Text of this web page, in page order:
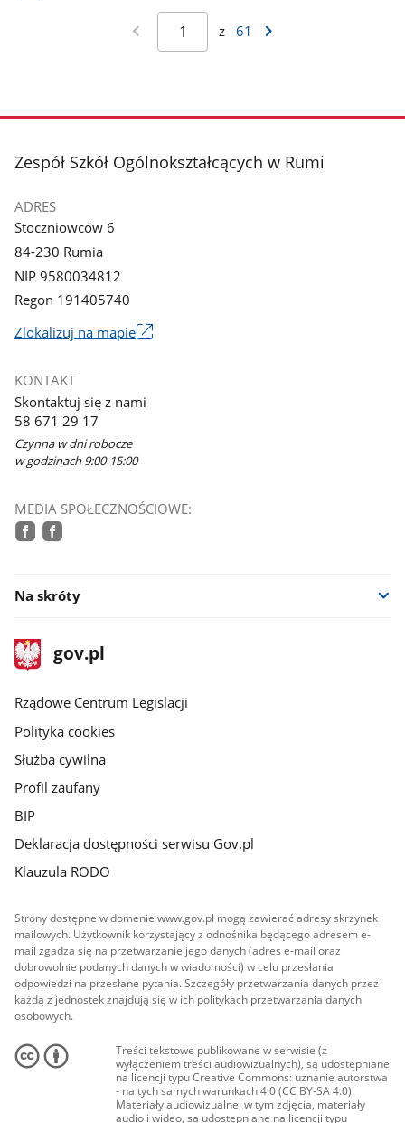
z 61
stopka
Zespół Szkół Ogólnokształcących w Rumi
ADRES
Stoczniowców 6
84-230 Rumia
NIP 9580034812
Regon 191405740
Zlokalizuj na mapieLink
nowym
KONTAKT
Skontaktuj się z nami
58 671 29 17
Czynna w dni robocze
w godzinach 9:00-15:00
MEDIA SPOŁECZNOŚCIOWE:
Na skróty
stopka
gov.plStrona
gov.pl
Rządowe Centrum Legislacji
Polityka cookies
Służba cywilna
Profil zaufany
BIP
Deklaracja dostępności serwisu Gov.pl
Klauzula RODO
Strony dostępne w domenie www.gov.pl mogą zawierać adresy skrzynek
mailowych. Użytkownik korzystający z odnośnika będącego adresem e-
mail zgadza się na przetwarzanie jego danych (adres e-mail oraz
dobrowolnie podanych danych w wiadomości) w celu przesłania
odpowiedzi na przesłane pytania. Szczegóły przetwarzania danych przez
każdą z jednostek znajdują się w ich politykach przetwarzania danych
osobowych.
Treści tekstowe publikowane w serwisie (z
wyłączeniem treści audiowizualnych), są udostępniane
na licencji typu Creative Commons: uznanie autorstwa
- na tych samych warunkach 4.0 (CC BY-SA 4.0).
Materiały audiowizualne, w tym zdjęcia, materiały
audio i wideo, są udostępniane na licencji typu